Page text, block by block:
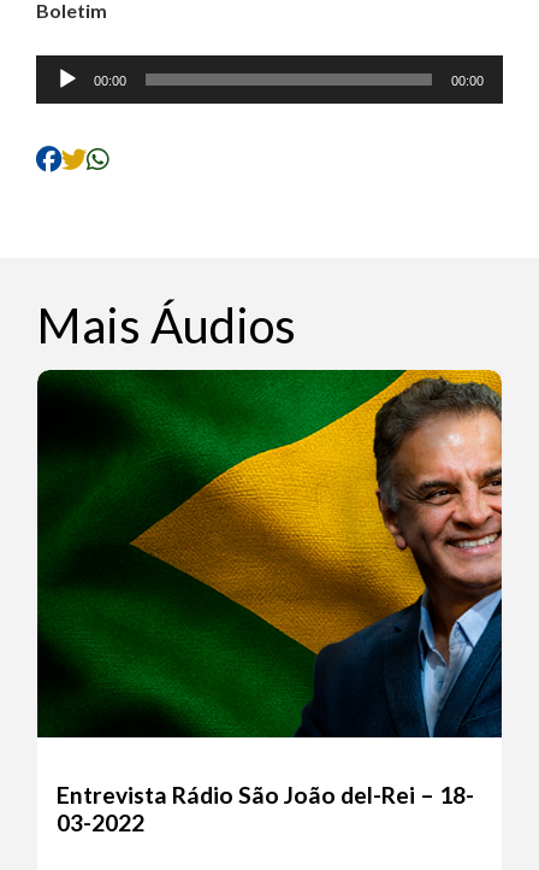
Boletim
Tocador
de
00:00 00:00
Mais Áudios
Entrevista Rádio São João del-Rei – 18-
03-2022